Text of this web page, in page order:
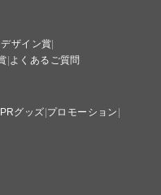
ザイン賞
よくあるご質問
グッズ プロモーション